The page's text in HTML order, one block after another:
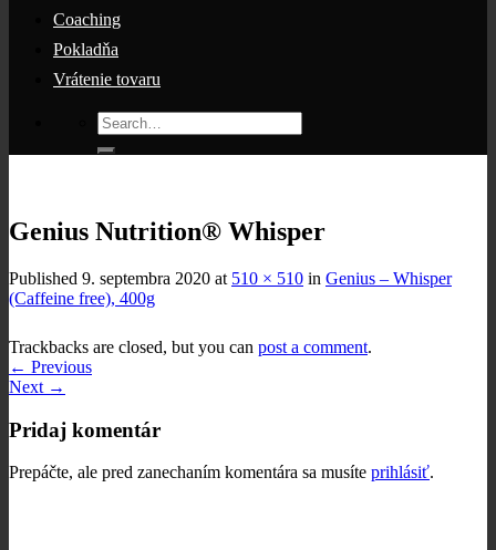
Coaching
Pokladňa
Vrátenie tovaru
Search
for:
Genius Nutrition® Whisper
Published 9. septembra 2020 at 510 × 510 in Genius – Whisper
(Caffeine free), 400g
Trackbacks are closed, but you can post a comment.
← Previous
Next →
Pridaj komentár
Prepáčte, ale pred zanechaním komentára sa musíte prihlásiť.